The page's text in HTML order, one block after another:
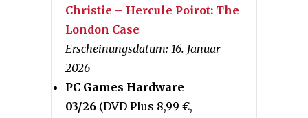
Christie – Hercule Poirot: The
London Case
Erscheinungsdatum: 16. Januar
2026
PC Games Hardware
03/26 (DVD Plus 8,99 €,